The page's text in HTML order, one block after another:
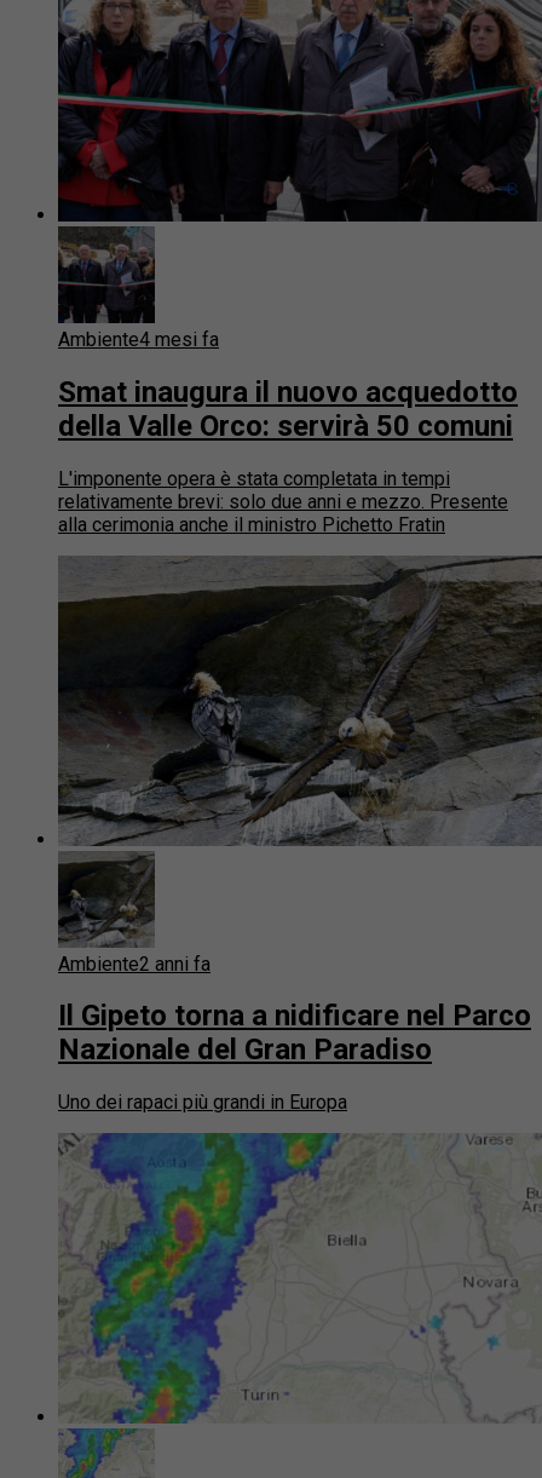
Ambiente4 mesi fa
Smat inaugura il nuovo acquedotto
della Valle Orco: servirà 50 comuni
L'imponente opera è stata completata in tempi
relativamente brevi: solo due anni e mezzo. Presente
alla cerimonia anche il ministro Pichetto Fratin
Ambiente2 anni fa
Il Gipeto torna a nidificare nel Parco
Nazionale del Gran Paradiso
Uno dei rapaci più grandi in Europa